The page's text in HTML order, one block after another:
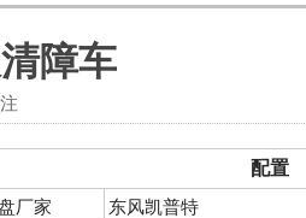
障车
配置
厂家
东风凯普特